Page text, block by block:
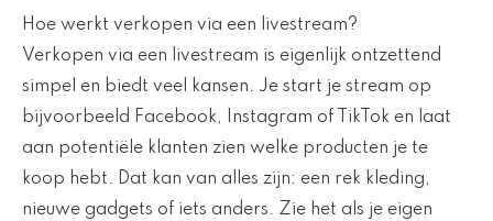
Hoe werkt verkopen via een livestream?
Verkopen via een livestream is eigenlijk ontzettend
simpel en biedt veel kansen. Je start je stream op
bijvoorbeeld Facebook, Instagram of TikTok en laat
aan potentiële klanten zien welke producten je te
koop hebt. Dat kan van alles zijn: een rek kleding,
nieuwe gadgets of iets anders. Zie het als je eigen